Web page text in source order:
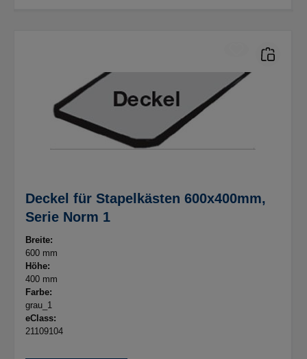
Deckel für Stapelkästen 600x400mm,
Serie Norm 1
Breite:
600 mm
Höhe:
400 mm
Farbe:
grau_1
eClass:
21109104